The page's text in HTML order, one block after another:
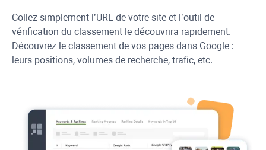
Collez simplement l’URL de votre site et l’outil de
vérification du classement le découvrira rapidement.
Découvrez le classement de vos pages dans Google :
leurs positions, volumes de recherche, trafic, etc.